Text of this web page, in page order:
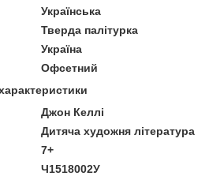
Українська
Тверда палітурка
Україна
Офсетний
Джон Келлі
Дитяча художня література
7+
Ч1518002У